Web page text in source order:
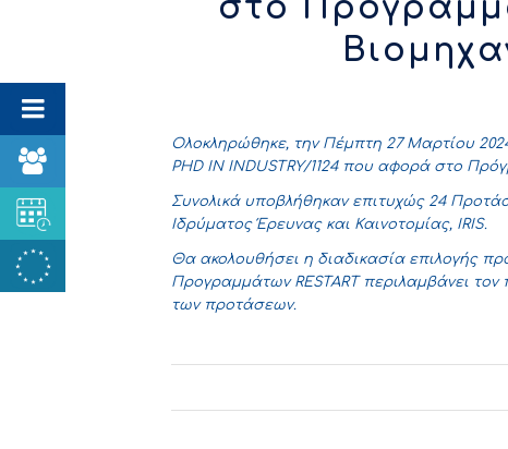
στο
Ολοκληρώθηκε, την Πέμπτη 27 Μαρτίου
PHD IN INDUSTRY/1124 που αφορά στο
Συνολικά υποβλήθηκαν επιτυχώς 24
Ιδρύματος Έρευνας και Καινοτομίας, IRIS.
Θα ακολουθήσει η διαδικασία επιλογής
Προγραμμάτων RESTART περιλαμβάνει τον
των προτάσεων.